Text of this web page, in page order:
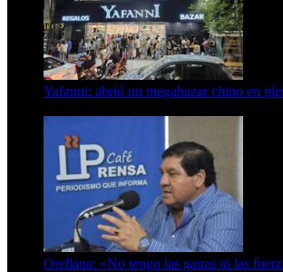
Yafanni: abrió un megabazar chino en
Orellana: «No tengo las ganas ni las